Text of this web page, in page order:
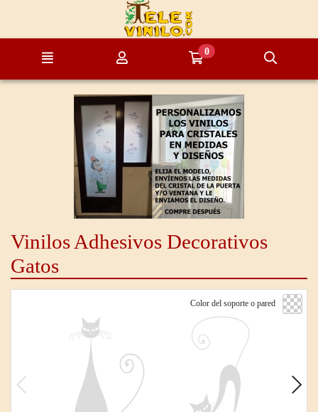
Ir al contenido principal de la página
Ir a mi compra
0
Vinilos Adhesivos Decorativos
Gatos
Color del soporte o pared